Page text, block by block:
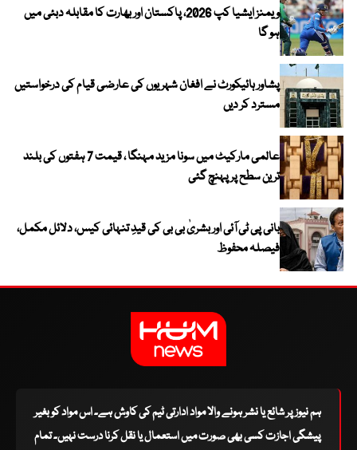
ویمنز ایشیا کپ 2026، پاکستان اور بھارت کا مقابلہ دبئی میں
ہو گا
پشاور ہائیکورٹ نے افغان شہریوں کی عارضی قیام کی درخواستیں
مسترد کر دیں
عالمی مارکیٹ میں سونا مزید مہنگا ، قیمت 7 ہفتوں کی بلند
ترین سطح پر پہنچ گئی
بانی پی ٹی آئی اور بشریٰ بی بی کی قیدِ تنہائی کیس، دلائل مکمل،
فیصلہ محفوظ
ہم نیوز پر شائع یا نشر ہونے والا مواد ادارتی ٹیم کی کاوش ہے۔ اس مواد کو بغیر
پیشگی اجازت کسی بھی صورت میں استعمال یا نقل کرنا درست نہیں۔ تمام